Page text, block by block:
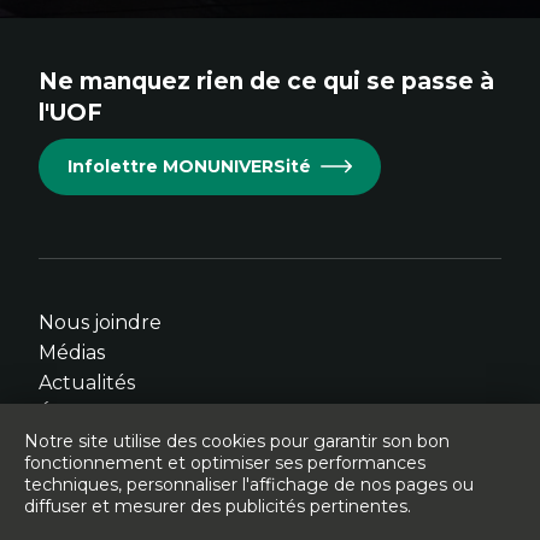
Cet
s'ouvrira
dans
fenêtre.
Cet
s'ouvrira
dans
fenêtre.
Cet
s'ouvrira
dans
fenêtre.
Cet
s'ouvrira
dans
fenêtre.
Cet
s'ouvrira
dans
fenêtre.
Ne manquez rien de ce qui se passe à
l'UOF
Infolettre MONUNIVERSité
Nous joindre
Médias
Actualités
© Université de l'Ontario français - 2026
Notre site utilise des cookies pour garantir son bon
fonctionnement et optimiser ses performances
techniques, personnaliser l'affichage de nos pages ou
diffuser et mesurer des publicités pertinentes.